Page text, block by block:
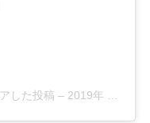
した投稿 – 2019年 2月月27日午後1時21分PST